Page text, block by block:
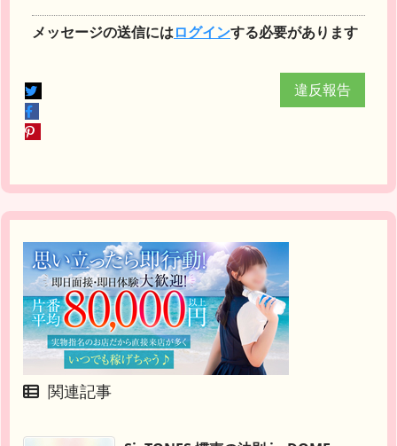
メッセージの送信にはログインする必要があります
違反報告
関連記事